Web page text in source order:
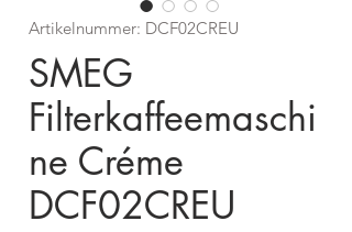
Artikelnummer: DCF02CREU
SMEG
Filterkaffeemaschi
ne Créme
DCF02CREU